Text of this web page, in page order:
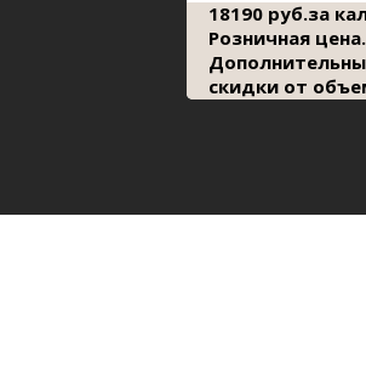
18190 руб.за
Розничная цена.
скидки от